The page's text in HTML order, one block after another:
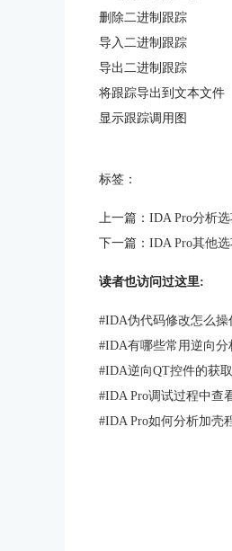
删除二进制跟踪
导入二进制跟踪
导出二进制跟踪
将跟踪导出到文本文件
显示跟踪调用图
标签：
上一篇： IDA Pro分析选
下一篇： IDA Pro其他选
读者也访问过这里:
#IDA伪代码修改怎么
#IDA有哪些常用逆向
#IDA逆向QT控件的获
#IDA Pro调试过程中查
#IDA Pro如何分析加壳